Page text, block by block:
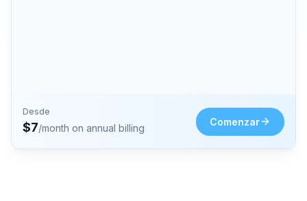
Desde
$7/month on annual billing
Comenzar